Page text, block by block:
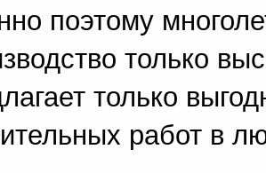
поэтому
только
только
работ в